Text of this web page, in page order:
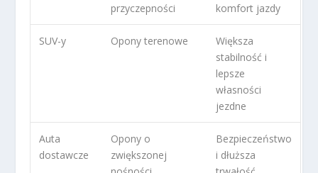
przyczepności
komfort jazdy
SUV-y Opony terenowe
Większa
stabilność i
lepsze
własności
jezdne
Auta
dostawcze
Opony o
zwiększonej
Bezpieczeństwo
i dłuższa